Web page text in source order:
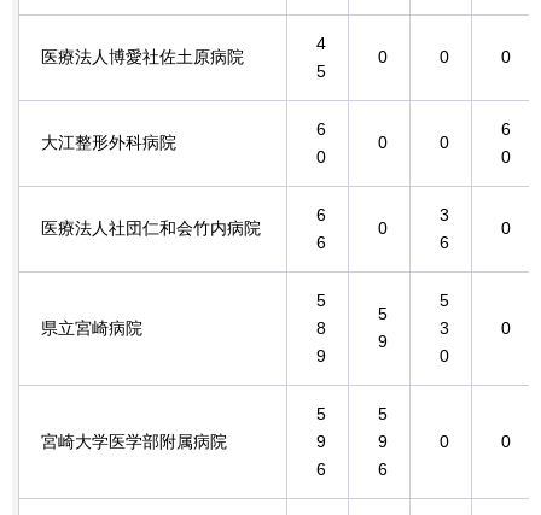
医療法人博愛社佐土原病院
4
5
0 0 0
大江整形外科病院
6
0
0 0
6
0
医療法人社団仁和会竹内病院
6
6
0
3
6
0
県立宮崎病院
5
8
9
5
9
5
3
0
0
宮崎大学医学部附属病院
5
9
6
5
9
6
0 0